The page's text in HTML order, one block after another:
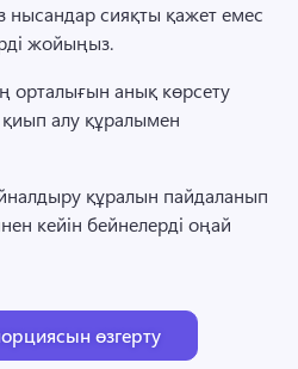
нысандар сияқты қажет емес
жойыңыз.
орталығын анық көрсету
алу құралымен
құралын пайдаланып
кейін бейнелерді оңай
өзгерту